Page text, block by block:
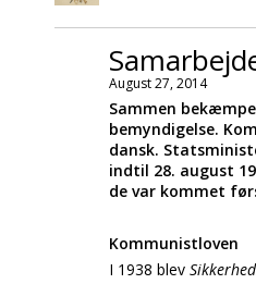
August 27, 2014
Sammen
bemyndigelse.
dansk.
indtil 28. august
de var kommet
Kommunistloven
I 1938 blev